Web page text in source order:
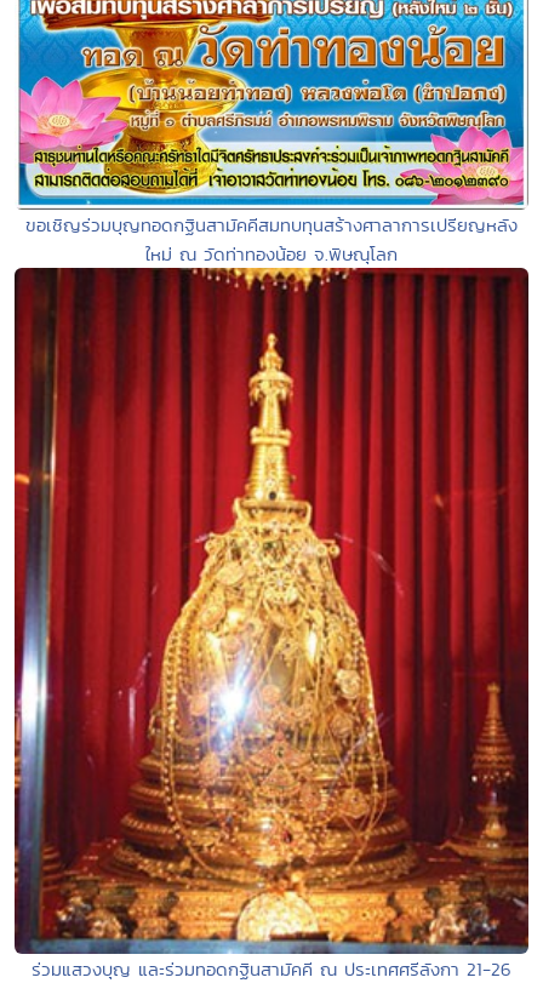
ขอเชิญร่วมบุญทอดกฐินสามัคคีสมทบทุนสร้างศาลาการเปรียญหลัง
ใหม่ ณ วัดท่าทองน้อย จ.พิษณุโลก
ร่วมแสวงบุญ และร่วมทอดกฐินสามัคคี ณ ประเทศศรีลังกา 21-26